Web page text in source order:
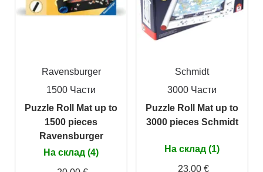
Ravensburger
1500 Части
Puzzle Roll Mat up to
1500 pieces
Ravensburger
На склад (4)
Schmidt
3000 Части
Puzzle Roll Mat up to
3000 pieces Schmidt
На склад (1)
23,00 €